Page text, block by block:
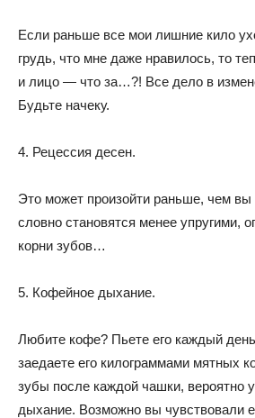
Если раньше все мои лишние кило
грудь, что мне даже нравилось, то
и лицо — что за…?! Все дело в
Будьте начеку.
4. Рецессия десен.
Это может произойти раньше, чем
словно становятся менее упругими,
корни зубов…
5. Кофейное дыхание.
Любите кофе? Пьете его каждый
заедаете его килограммами мятных
зубы после каждой чашки, вероятно
дыхание. Возможно вы чувствовали